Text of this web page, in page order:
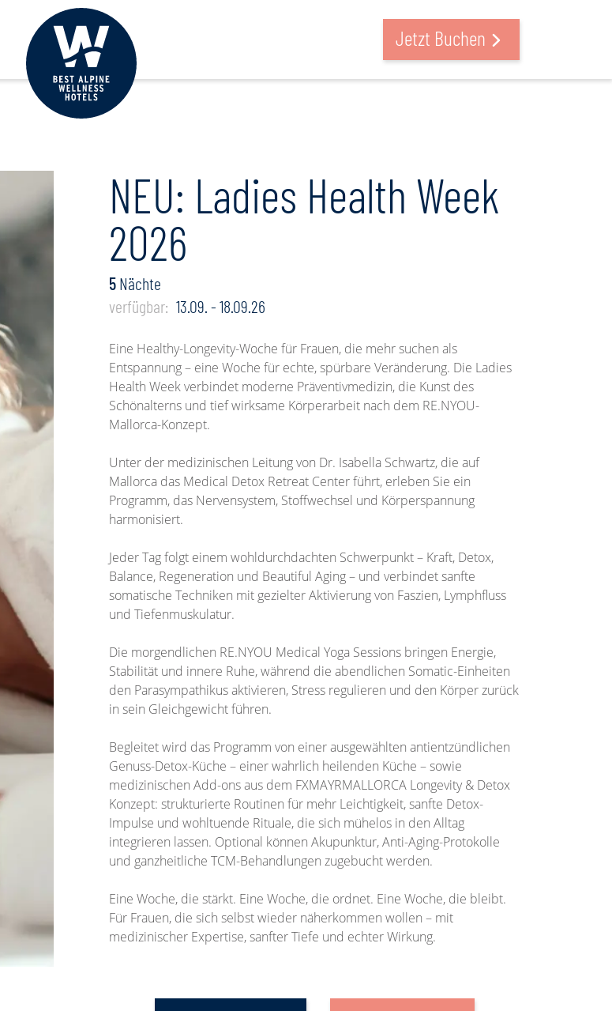
Jetzt Buchen
NEU: Ladies Health Week
2026
5Nächte
verfügbar: 13.09. - 18.09.26
Eine Healthy-Longevity-Woche für Frauen, die mehr suchen als
Entspannung – eine Woche für echte, spürbare Veränderung. Die Ladies
Health Week verbindet moderne Präventivmedizin, die Kunst des
Schönalterns und tief wirksame Körperarbeit nach dem RE.NYOU-
Mallorca-Konzept.
Unter der medizinischen Leitung von Dr. Isabella Schwartz, die auf
Mallorca das Medical Detox Retreat Center führt, erleben Sie ein
Programm, das Nervensystem, Stoffwechsel und Körperspannung
harmonisiert.
Jeder Tag folgt einem wohldurchdachten Schwerpunkt – Kraft, Detox,
Balance, Regeneration und Beautiful Aging – und verbindet sanfte
somatische Techniken mit gezielter Aktivierung von Faszien, Lymphfluss
und Tiefenmuskulatur.
Die morgendlichen RE.NYOU Medical Yoga Sessions bringen Energie,
Stabilität und innere Ruhe, während die abendlichen Somatic-Einheiten
den Parasympathikus aktivieren, Stress regulieren und den Körper zurück
in sein Gleichgewicht führen.
Begleitet wird das Programm von einer ausgewählten antientzündlichen
Genuss-Detox-Küche – einer wahrlich heilenden Küche – sowie
medizinischen Add-ons aus dem FXMAYRMALLORCA Longevity & Detox
Konzept: strukturierte Routinen für mehr Leichtigkeit, sanfte Detox-
Impulse und wohltuende Rituale, die sich mühelos in den Alltag
integrieren lassen. Optional können Akupunktur, Anti-Aging-Protokolle
und ganzheitliche TCM-Behandlungen zugebucht werden.
Eine Woche, die stärkt. Eine Woche, die ordnet. Eine Woche, die bleibt.
Für Frauen, die sich selbst wieder näherkommen wollen – mit
medizinischer Expertise, sanfter Tiefe und echter Wirkung.